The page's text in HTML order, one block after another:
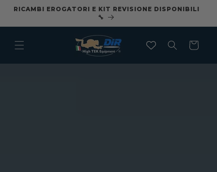
direttamente
RICAMBI EROGATORI E KIT REVISIONE DISPONIBILI
🔧
Carrello